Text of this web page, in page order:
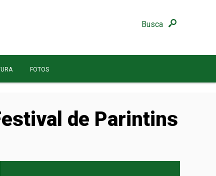
Busca
FOTOS
de Parintins